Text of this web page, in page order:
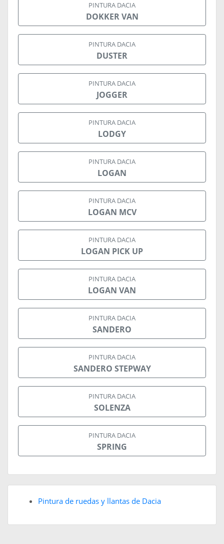
PINTURA DACIA
DOKKER VAN
PINTURA DACIA
DUSTER
PINTURA DACIA
JOGGER
PINTURA DACIA
LODGY
PINTURA DACIA
LOGAN
PINTURA DACIA
LOGAN MCV
PINTURA DACIA
LOGAN PICK UP
PINTURA DACIA
LOGAN VAN
PINTURA DACIA
SANDERO
PINTURA DACIA
SANDERO STEPWAY
PINTURA DACIA
SOLENZA
PINTURA DACIA
SPRING
Pintura de ruedas y llantas de Dacia